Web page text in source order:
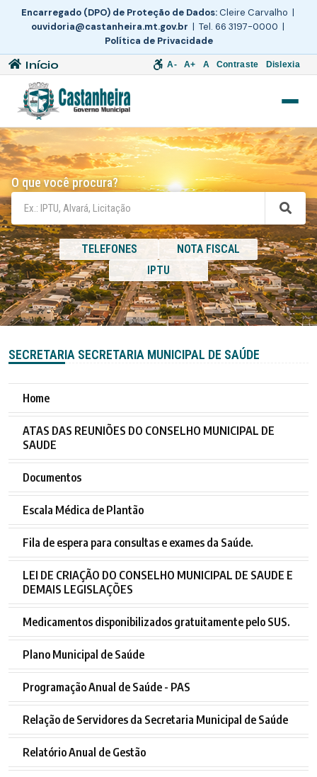
Encarregado (DPO) de Proteção de Dados:Cleire Carvalho |
ouvidoria@castanheira.mt.gov.br | Tel. 66 3197-0000 |
Política de Privacidade
Início A- A+ A Contraste Dislexia
O que você procura?
TELEFONES
NOTA FISCAL
IPTU
SECRETARIA SECRETARIA MUNICIPAL DE SAÚDE
Home
ATAS DAS REUNIÕES DO CONSELHO MUNICIPAL DE
SAUDE
Documentos
Escala Médica de Plantão
Fila de espera para consultas e exames da Saúde.
LEI DE CRIAÇÃO DO CONSELHO MUNICIPAL DE SAUDE E
DEMAIS LEGISLAÇÕES
Medicamentos disponibilizados gratuitamente pelo SUS.
Plano Municipal de Saúde
Programação Anual de Saúde - PAS
Relação de Servidores da Secretaria Municipal de Saúde
Relatório Anual de Gestão